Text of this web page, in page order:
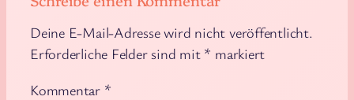
Deine E-Mail-Adresse wird nicht veröffentlicht.
Erforderliche Felder sind mit * markiert
Kommentar *